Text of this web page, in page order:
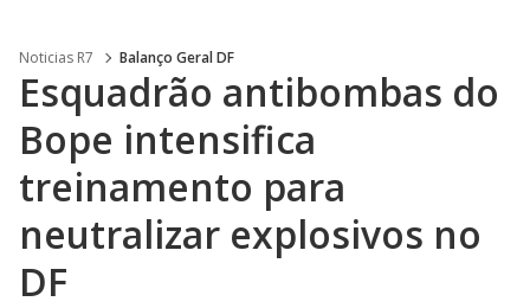
Noticias R7 Balanço Geral DF
Esquadrão antibombas do
Bope intensifica
treinamento para
neutralizar explosivos no
DF